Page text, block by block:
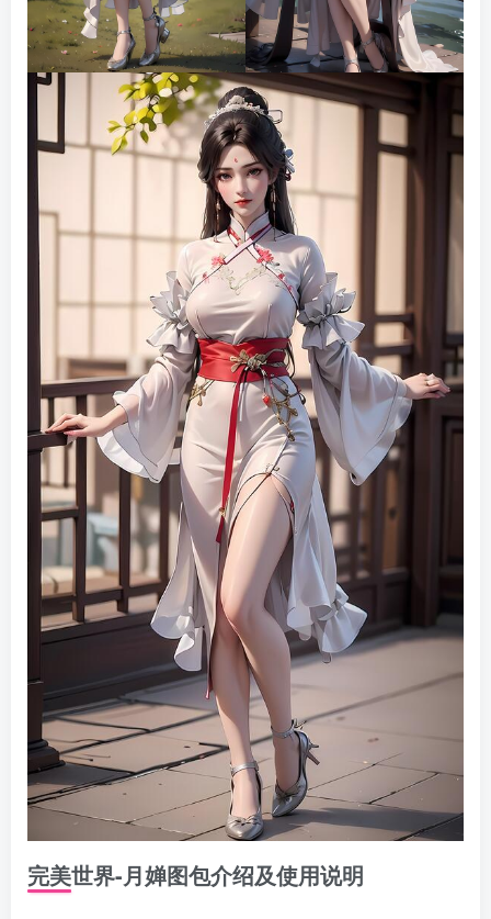
完美世界-月婵图包介绍及使用说明